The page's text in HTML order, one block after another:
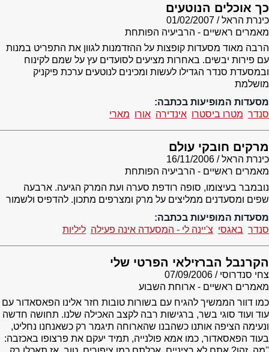
כך אוכלים הנוטעים
כינרת הראל
01/02/2007
מאמרים ראשיים - הרביעיה הפותחת
הרבה מאוד מסעדות קופצות על ההזדמנות לגוון את התפריט במנות
עם פירות יבשים. באחרות מציעים לסועדים עץ על שמם לקינוח
ובמסעדת סנדר הגדילו לעשות ומכינים לנוטעים ערכת פיקניק
מושלמת
מסעדות המופיעות בכתבה:
סנדר מטרו ביסטרו אינדירה אורו מארי
מרקים חובקי עולם
כינרת הראל
16/11/2006
מאמרים ראשיים - הרביעיה הפותחת
נובמבר בעיצומו, סופה רודפת סערה ועת המרק הגיעה. ארבעה
שפים ומסעדנים ממליצים על מרק ומצרפים מתכון. להדפיס ולשמור
מסעדות המופיעות בכתבה:
סנדר באגסי צ'יינה לי - המסעדה אינה פעילה ליליות
הקרנבל הברזילאי הפרטי שלי
צחי סנדרוסי
07/09/2006
מאמרים ראשיים - ארוחת השבוע
כמו דוור הממשיך להגיח עם בשורות טובות חזר אלינו הפאסאדור עם
עוד ועוד סוגי בשר, ברגישות רבה לקצב האכילה שלנו. תחושה חדשה
ונעימה הציפה אותנו כשהבנו שהארוחה תיגמר רק כשאנחנו נחליט,
בעוד הפאסאדור, כמו אמא פולנייה, תמיד יעקם את פרצופו באכזבה: